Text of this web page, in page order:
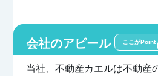
会社のアピール ここがPoint
当社、不動産カエルは不動産